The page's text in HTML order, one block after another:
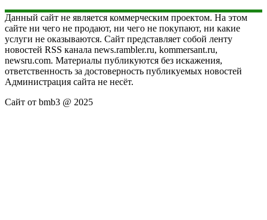
Данный сайт не является коммерческим проектом. На этом
сайте ни чего не продают, ни чего не покупают, ни какие
услуги не оказываются. Сайт представляет собой ленту
новостей RSS канала news.rambler.ru, kommersant.ru,
newsru.com. Материалы публикуются без искажения,
ответственность за достоверность публикуемых новостей
Администрация сайта не несёт.
Сайт от bmb3 @ 2025